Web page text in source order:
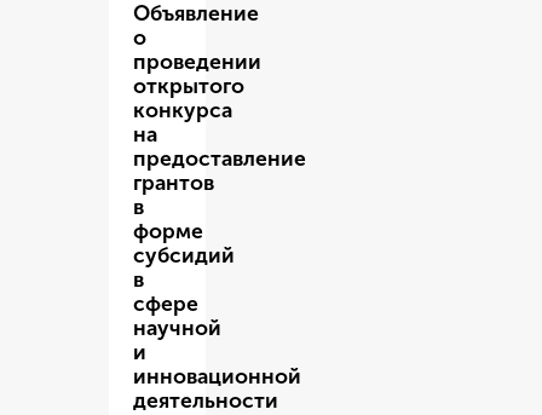
Объявление
о
проведении
открытого
конкурса
на
предоставление
грантов
в
форме
субсидий
в
сфере
научной
и
инновационной
деятельности